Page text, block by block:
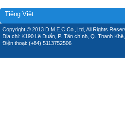
Tiếng Việt
Copyright © 2013 D.M.E.C Co.,Ltd, All Rights
Địa chỉ: K190 Lê Duẩn, P. Tân chính, Q. Thanh
Điện thoại: (+84) 5113752506